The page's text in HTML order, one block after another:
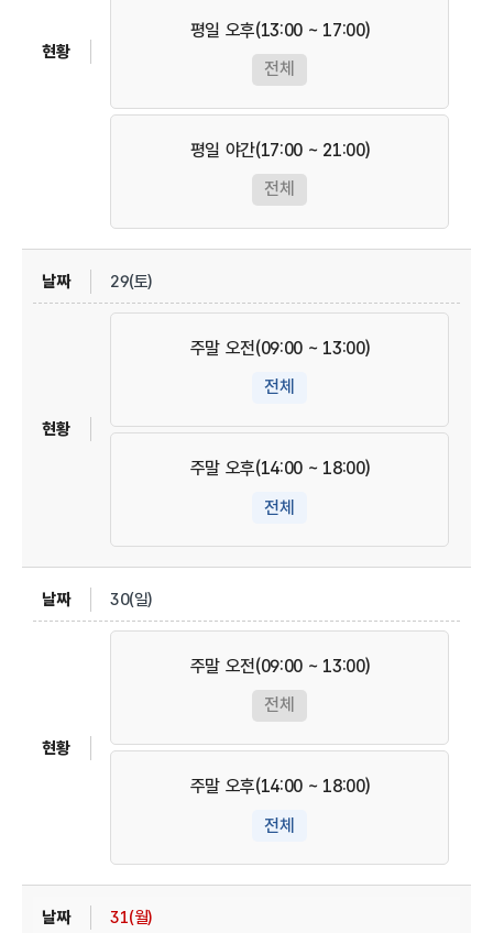
평일 오후(13:00 ~ 17:00)
전체
평일 야간(17:00 ~ 21:00)
전체
29(토)
주말 오전(09:00 ~ 13:00)
전체
주말 오후(14:00 ~ 18:00)
전체
30(일)
주말 오전(09:00 ~ 13:00)
전체
주말 오후(14:00 ~ 18:00)
전체
31(월)